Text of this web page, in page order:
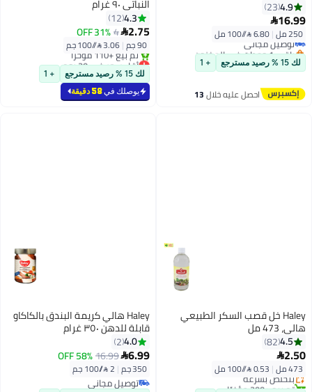
4.9
23
16.99
250 مل |
توصيل مجاني
باقي 1 وحدات في المخزون
توصيل مجانيلك 15 % رصيد مسترجع + 1
احصل عليه خلال13
النباتي ٩٠ غرام
4.3
12
2.75
4
31% OFF
90 جم |3.06 /⁨/100 جم⁩
أقل سعر في 30 يوم
بتخلّص بسرعة
تم بيع +110 مؤخرًا
أقل سعر في 30 يوم
لك 15 % رصيد مسترجع + 1
يوصلك في58 دقيقة
Haley خل قصب السكر الطبيعي
هالي، 473 مل
4.5
82
2.50
473 مل |
بتخلّص بسرعة
تم بيع +200 مؤخرًا
Haley هالي كريمة البندق بالكاكاو
قابلة للدهن ٣٥٠ غرام
4.0
2
6.99
16.99
58% OFF
350 جم |
توصيل مجاني